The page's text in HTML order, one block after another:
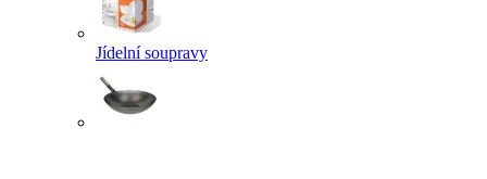
Jídelní soupravy